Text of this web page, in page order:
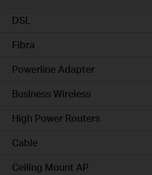
DSL
Fibra
Powerline Adapter
Business Wireless
High Power Routers
Cable
Ceiling Mount AP